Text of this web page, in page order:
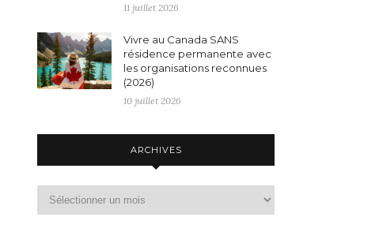
11 juillet 2026
Vivre au Canada SANS
résidence permanente avec
les organisations reconnues
(2026)
10 juillet 2026
ARCHIVES